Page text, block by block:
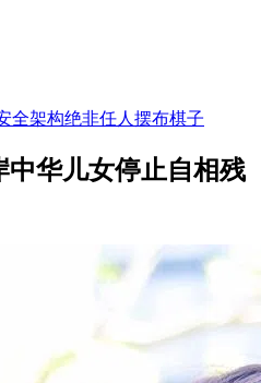
全架构绝非任人摆布棋子
中华儿女停止自相残